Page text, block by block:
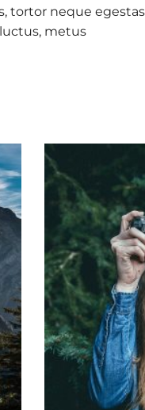
tortor neque
metus